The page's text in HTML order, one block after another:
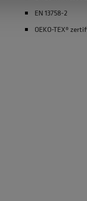
EN 13758-2
OEKO-TEX®